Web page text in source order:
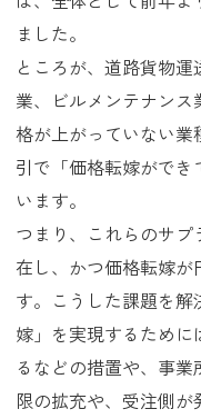
ました。
ところが、道路貨物
業、ビルメンテナン
格が上がっていない
引で「価格転嫁がで
います。
つまり、これらのサ
在し、かつ価格転嫁
す。こうした課題を
嫁」を実現するため
るなどの措置や、事
限の拡充や、受注側